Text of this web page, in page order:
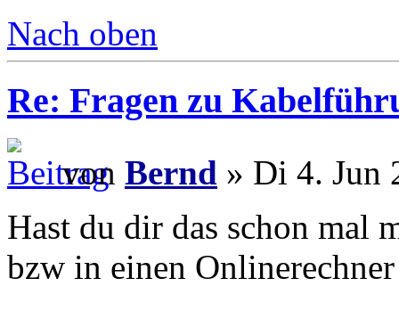
Nach oben
Re: Fragen zu
von Bernd » Di 4. Jun
Hast du dir das schon mal
bzw in einen